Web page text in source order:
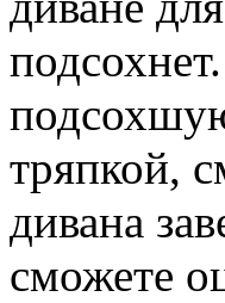
тряпкой,
дивана
сможете